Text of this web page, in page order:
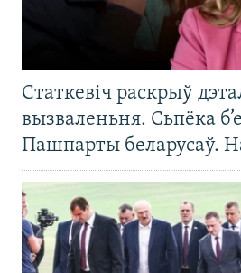
Статкевіч раскрыў
вызваленьня. Сьпёка
Пашпарты беларусаў.